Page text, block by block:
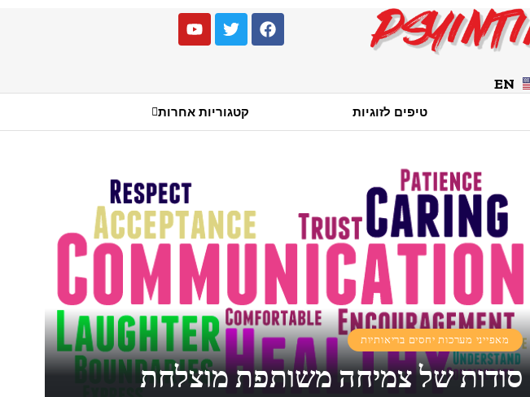
EN
טיפים לזוגיות קטגוריות אחרות
מאפייני מערכות יחסים בריאותיות
סודות של צמיחה משותפת מוצלחת